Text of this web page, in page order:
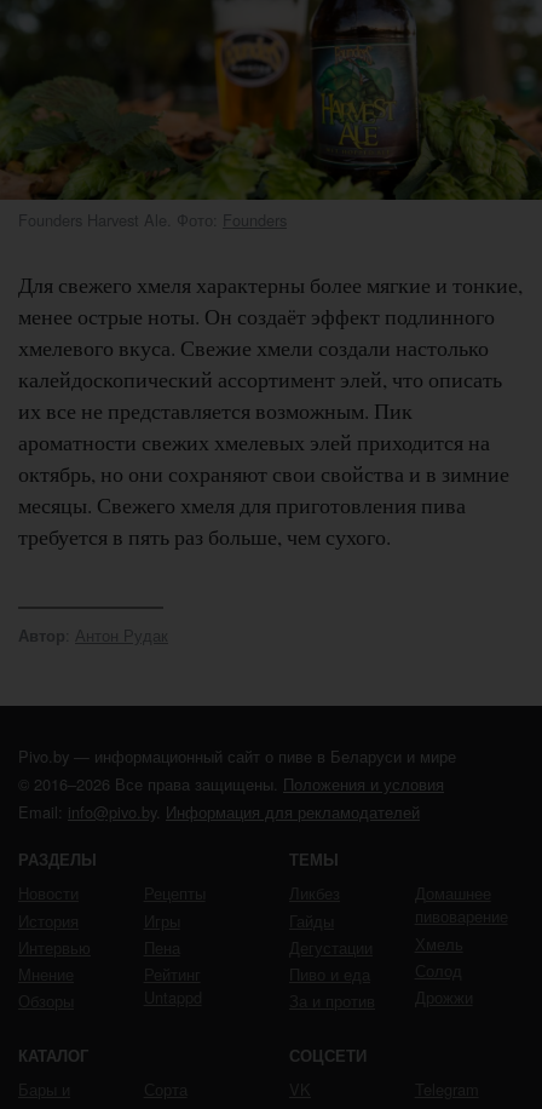
Founders Harvest Ale. Фото: Founders
Для свежего хмеля характерны более мягкие и тонкие,
менее острые ноты. Он создаёт эффект подлинного
хмелевого вкуса. Свежие хмели создали настолько
калейдоскопический ассортимент элей, что описать
их все не представляется возможным. Пик
ароматности свежих хмелевых элей приходится на
октябрь, но они сохраняют свои свойства и в зимние
месяцы. Свежего хмеля для приготовления пива
требуется в пять раз больше, чем сухого.
Автор Антон Рудак
Pivo.by — информационный сайт о пиве в Беларуси и мире
© 2016–2026 Все права защищены. Положения и условия
Email: info@pivo.by. Информация для рекламодателей
РАЗДЕЛЫ ТЕМЫ
КАТАЛОГ СОЦСЕТИ